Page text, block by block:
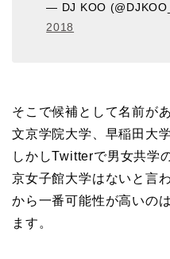
— DJ KOO
2018
そこで候補として名前が
文京学院大学、早稲田大
しかしTwitterで男女共学
京女子館大学はないと言
から一番可能性が高いの
ます。